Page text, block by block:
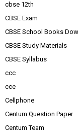
cbse 12th
CBSE Exam
CBSE School Books
CBSE Study Materials
CBSE Syllabus
ccc
cce
Cellphone
Centum Question Paper
Centum Team